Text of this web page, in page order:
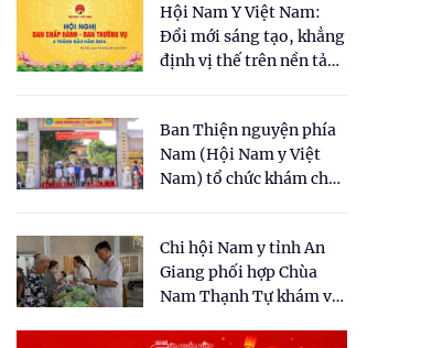
Hội Nam Y Việt Nam:
Đổi mới sáng tạo, khẳng
định vị thế trên nền tảng
Ban Thiện nguyện phía
Nam (Hội Nam y Việt
Nam) tổ chức khám chữa
dân tại xã Tân Tập
Chi hội Nam y tỉnh An
Giang phối hợp Chùa
Nam Thạnh Tự khám và